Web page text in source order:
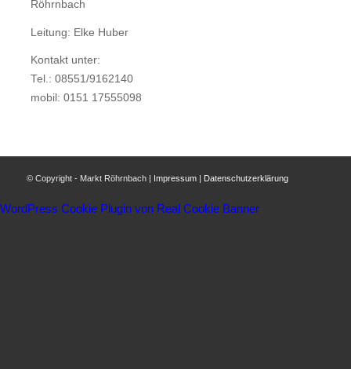
Röhrnbach
Leitung: Elke Huber
Kontakt unter:
Tel.: 08551/9162140
mobil: 0151 17555098
© Copyright - Markt Röhrnbach | Impressum| Datenschutzerklärung
WordPress Cookie Plugin von Real Cookie Banner